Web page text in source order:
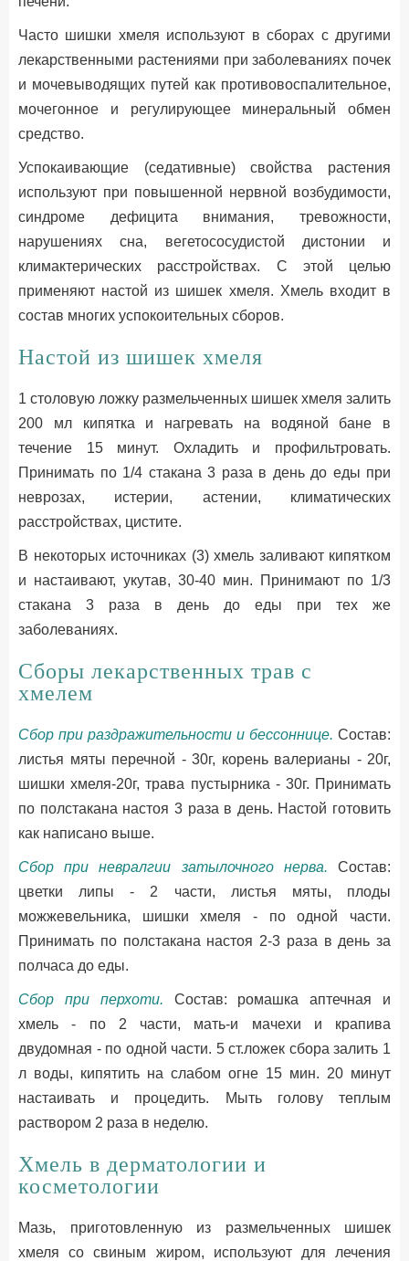
Часто шишки хмеля используют в сборах с другими
лекарственными растениями при заболеваниях почек
и мочевыводящих путей как противовоспалительное,
мочегонное и регулирующее минеральный обмен
средство.
Успокаивающие (седативные) свойства растения
используют при повышенной нервной возбудимости,
синдроме дефицита внимания, тревожности,
нарушениях сна, вегетососудистой дистонии и
климактерических расстройствах. С этой целью
применяют настой из шишек хмеля. Хмель входит в
состав многих успокоительных сборов.
Настой из шишек хмеля
1 столовую ложку размельченных шишек хмеля залить
200 мл кипятка и нагревать на водяной бане в
течение 15 минут. Охладить и профильтровать.
Принимать по 1/4 стакана 3 раза в день до еды при
неврозах, истерии, астении, климатических
расстройствах, цистите.
В некоторых источниках (3) хмель заливают кипятком
и настаивают, укутав, 30-40 мин. Принимают по 1/3
стакана 3 раза в день до еды при тех же
заболеваниях.
Сборы лекарственных трав с
хмелем
Сбор при раздражительности и бессоннице. Состав:
листья мяты перечной - 30г, корень валерианы - 20г,
шишки хмеля-20г, трава пустырника - 30г. Принимать
по полстакана настоя 3 раза в день. Настой готовить
как написано выше.
Сбор при невралгии затылочного нерва. Состав:
цветки липы - 2 части, листья мяты, плоды
можжевельника, шишки хмеля - по одной части.
Принимать по полстакана настоя 2-3 раза в день за
полчаса до еды.
Сбор при перхоти. Состав: ромашка аптечная и
хмель - по 2 части, мать-и мачехи и крапива
двудомная - по одной части. 5 ст.ложек сбора залить 1
л воды, кипятить на слабом огне 15 мин. 20 минут
настаивать и процедить. Мыть голову теплым
раствором 2 раза в неделю.
Хмель в дерматологии и
косметологии
Мазь, приготовленную из размельченных шишек
хмеля со свиным жиром, используют для лечения